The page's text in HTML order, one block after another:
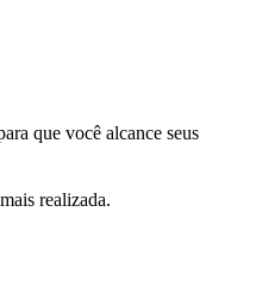
que você alcance seus
realizada.